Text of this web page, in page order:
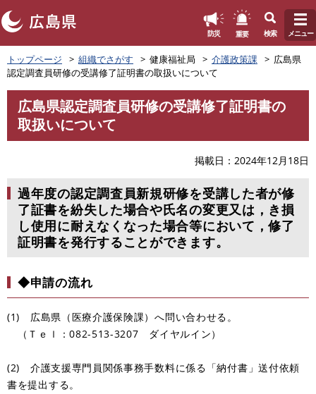
ペ
ー
ジ
の
で
防災 重要 検索 メニュー
トップページ 組織でさがす 健康福祉局 介護政策課
広島県
認定調査員研修の受講修了証明書の取扱いについて
広島県認定調査員研修の受講修了証明書の
取扱いについて
掲載日 2024年12月18日
過年度の認定調査員新規研修を受講した者が修
了証書を紛失した場合や氏名の変更又は，き損
し使用に耐えなくなった場合等において，修了
証明書を発行することができます。
◆申請の流れ
(1) 広島県（医療介護保険課）へ問い合わせる。
（Ｔｅｌ：082-513-3207 ダイヤルイン）
(2) 介護支援専門員関係事務手数料に係る「納付書」送付依頼
書を提出する。